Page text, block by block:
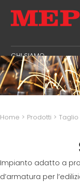
CHI SIAMO
IL GRUPPO
PARTNER
MEP BUSINESS
PRODOTTI
STAFFE
RADDRIZZATURA
PIEGA /
PALI / GABBIE
TRALICCIO
USATO
TWINSENSE
Home > Prodotti >
Impianto adatto a
d’armatura per